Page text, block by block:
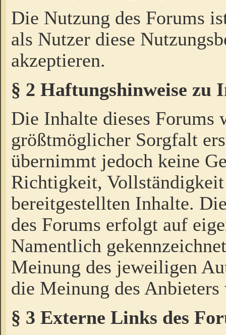
Die Nutzung des Forums
als Nutzer diese
akzeptieren.
§ 2 Haftungshinweise zu
Die Inhalte dieses Forums
größtmöglicher Sorgfalt
übernimmt jedoch keine
Richtigkeit,
bereitgestellten Inhalte.
des Forums erfolgt auf
Namentlich
Meinung des jeweiligen
die Meinung des Anbieters
§ 3 Externe Links des